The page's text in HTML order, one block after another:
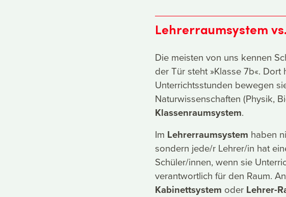
Lehrerraumsystem
Die meisten von uns kennen
der Tür steht »Klasse 7b«.
Unterrichtsstunden bewegen
Naturwissenschaften (Physik,
Klassenraumsystem.
Im Lehrerraumsystem haben
sondern jede/r Lehrer/in hat
Schüler/innen, wenn sie
verantwortlich für den Raum.
Kabinettsystem oder Lehrer-